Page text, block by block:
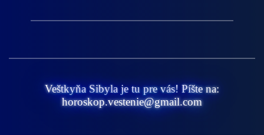
Veštkyňa Sibyla je tu pre vás! Píšte na:
horoskop.vestenie@gmail.com